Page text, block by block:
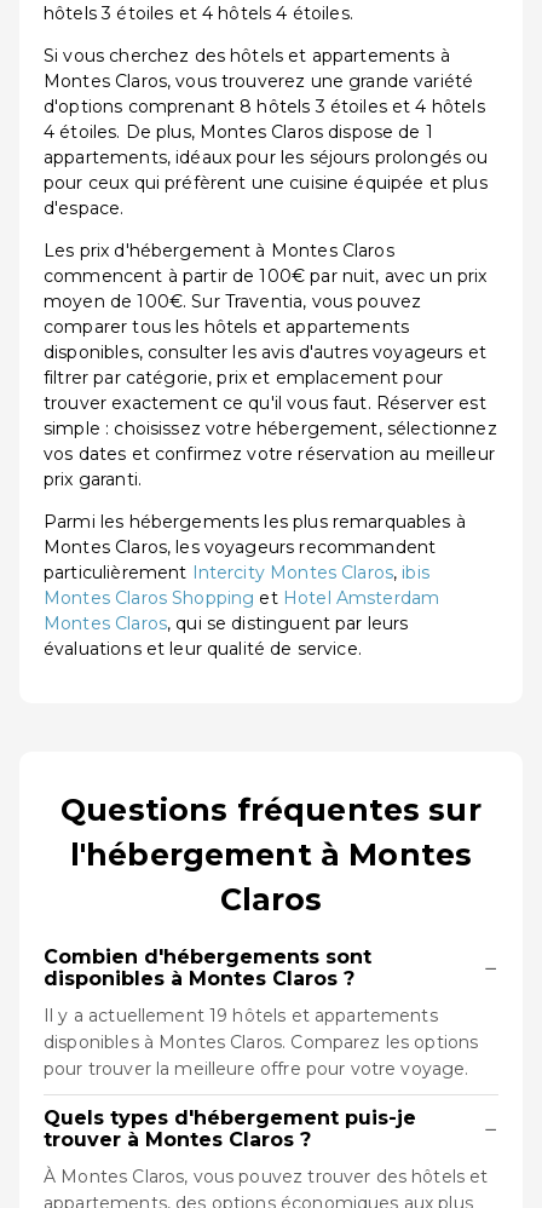
hôtels 3 étoiles et 4 hôtels 4 étoiles.
Si vous cherchez des hôtels et appartements à
Montes Claros, vous trouverez une grande variété
d'options comprenant 8 hôtels 3 étoiles et 4 hôtels
4 étoiles. De plus, Montes Claros dispose de 1
appartements, idéaux pour les séjours prolongés ou
pour ceux qui préfèrent une cuisine équipée et plus
d'espace.
Les prix d'hébergement à Montes Claros
commencent à partir de 100€ par nuit, avec un prix
moyen de 100€. Sur Traventia, vous pouvez
comparer tous les hôtels et appartements
disponibles, consulter les avis d'autres voyageurs et
filtrer par catégorie, prix et emplacement pour
trouver exactement ce qu'il vous faut. Réserver est
simple : choisissez votre hébergement, sélectionnez
vos dates et confirmez votre réservation au meilleur
prix garanti.
Parmi les hébergements les plus remarquables à
Montes Claros, les voyageurs recommandent
particulièrement Intercity Montes Claros, ibis
Montes Claros Shopping et Hotel Amsterdam
Montes Claros, qui se distinguent par leurs
évaluations et leur qualité de service.
Questions fréquentes sur
l'hébergement à Montes
Claros
Combien d'hébergements sont
disponibles à Montes Claros ?
−
Il y a actuellement 19 hôtels et appartements
disponibles à Montes Claros. Comparez les options
pour trouver la meilleure offre pour votre voyage.
Quels types d'hébergement puis-je
trouver à Montes Claros ?
−
À Montes Claros, vous pouvez trouver des hôtels et
appartements, des options économiques aux plus